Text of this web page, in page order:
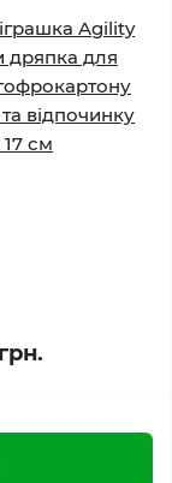
Agility
дряпка для
відпочинку
см